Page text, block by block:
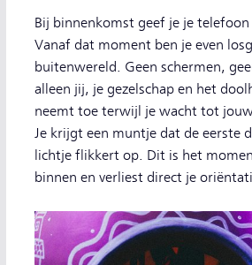
Bij binnenkomst geef je je
Vanaf dat moment ben je even
buitenwereld. Geen schermen,
alleen jij, je gezelschap en het
neemt toe terwijl je wacht tot
Je krijgt een muntje dat de eerste
lichtje flikkert op. Dit is het
binnen en verliest direct je